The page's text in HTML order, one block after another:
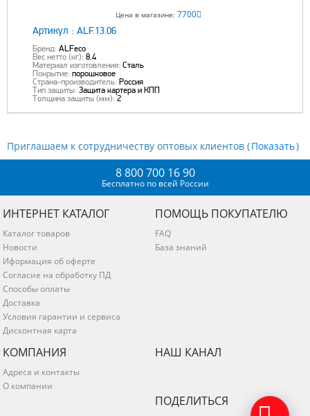
Цена в магазине: 7700
Артикул : ALF.13.06
Бренд: ALFeco
Вес нетто (кг): 8.4
Материал изготовления: Сталь
Покрытие: порошковое
Страна-производитель: Россия
Тип защиты: Защита картера и КПП
Толщина защиты (мм): 2
Приглашаем к сотрудничеству оптовых клиентов ( )
8 800 700 16 90
Бесплатно по всей России
ИНТЕРНЕТ КАТАЛОГ
Каталог товаров
Новости
Иформация об оферте
Согласие на обработку ПД
Способы оплаты
Доставка
Условия гарантии и сервиса
Дисконтная карта
ПОМОЩЬ ПОКУПАТЕЛЮ
FAQ
База знаний
КОМПАНИЯ
Адреса и контакты
О компании
НАШ КАНАЛ
ПОДЕЛИТЬСЯ